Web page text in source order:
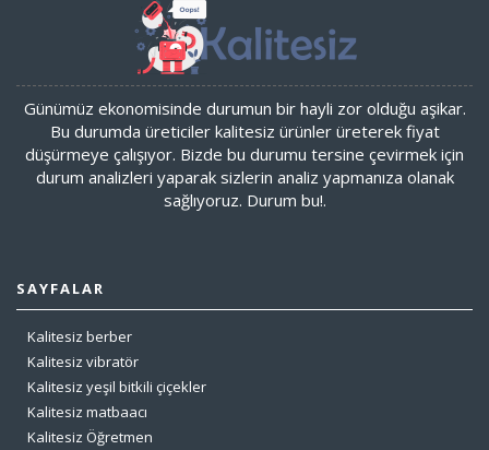
Günümüz ekonomisinde durumun bir hayli zor olduğu aşikar.
Bu durumda üreticiler kalitesiz ürünler üreterek fiyat
düşürmeye çalışıyor. Bizde bu durumu tersine çevirmek için
durum analizleri yaparak sizlerin analiz yapmanıza olanak
sağlıyoruz. Durum bu!.
SAYFALAR
Kalitesiz berber
Kalitesiz vibratör
Kalitesiz yeşil bitkili çiçekler
Kalitesiz matbaacı
Kalitesiz Öğretmen